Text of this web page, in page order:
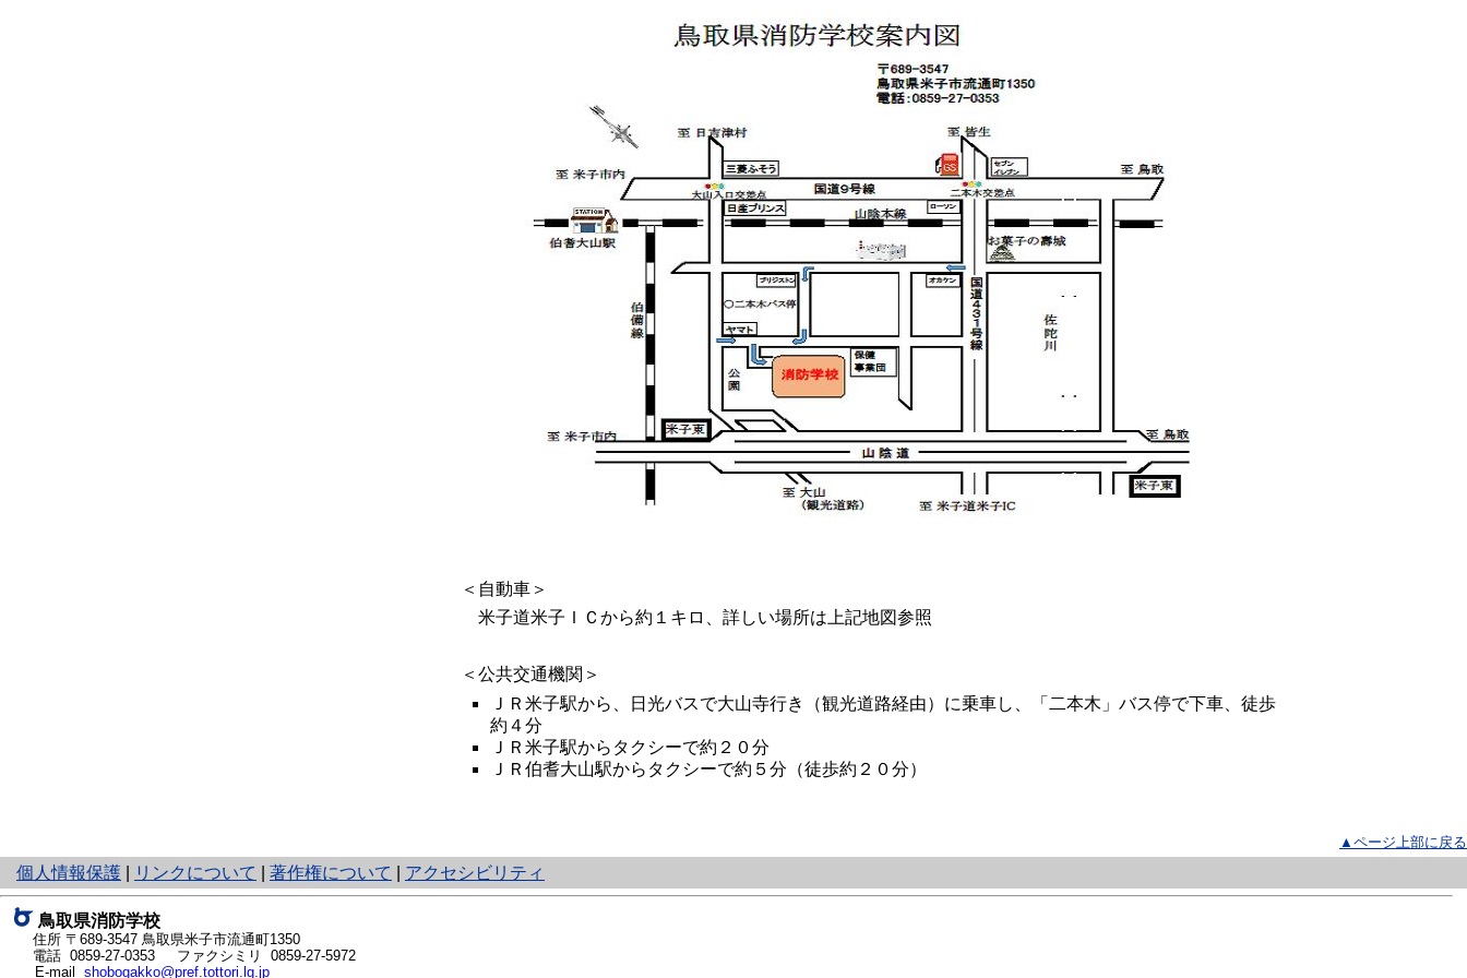
＜自動車＞
米子道米子ＩＣから約１キロ、詳しい場所は上記地図参照
＜公共交通機関＞
ＪＲ米子駅から、日光バスで大山寺行き（観光道路経由）に乗車し、「二本木」バス停で下車、徒歩
約４分
ＪＲ米子駅からタクシーで約２０分
ＪＲ伯耆大山駅からタクシーで約５分（徒歩約２０分）
▲ページ上部に戻る
個人情報保護
と
り
ネ
ッ
ト
リンクについて 著作権について アクセシビリティ
鳥取県消防学校
住所 〒689-3547 鳥取県米子市流通町1350
電話 0859-27-0353
ファクシミリ 0859-27-5972
E-mail shobogakko@pref.tottori.lg.jp